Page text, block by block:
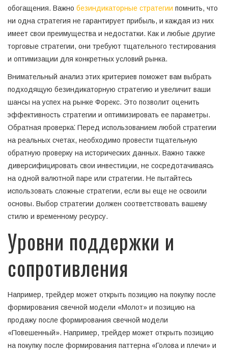
обогащения. Важно безиндикаторные стратегии помнить, что
ни одна стратегия не гарантирует прибыль, и каждая из них
имеет свои преимущества и недостатки. Как и любые другие
торговые стратегии, они требуют тщательного тестирования
и оптимизации для конкретных условий рынка.
Внимательный анализ этих критериев поможет вам выбрать
подходящую безиндикаторную стратегию и увеличит ваши
шансы на успех на рынке Форекс. Это позволит оценить
эффективность стратегии и оптимизировать ее параметры.
Обратная проверка⁚ Перед использованием любой стратегии
на реальных счетах, необходимо провести тщательную
обратную проверку на исторических данных. Важно также
диверсифицировать свои инвестиции, не сосредотачиваясь
на одной валютной паре или стратегии. Не пытайтесь
использовать сложные стратегии, если вы еще не освоили
основы. Выбор стратегии должен соответствовать вашему
стилю и временному ресурсу.
Уровни поддержки и
сопротивления
Например, трейдер может открыть позицию на покупку после
формирования свечной модели «Молот» и позицию на
продажу после формирования свечной модели
«Повешенный». Например, трейдер может открыть позицию
на покупку после формирования паттерна «Голова и плечи» и